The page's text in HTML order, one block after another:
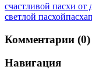
счастливой пасхи от
светлой пасхойпасха
Комментарии (0)
Навигация